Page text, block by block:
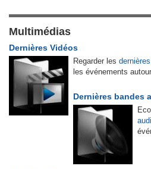
Multimédias
Dernières Vidéos
Regarder les
les événements
Dernières bandes